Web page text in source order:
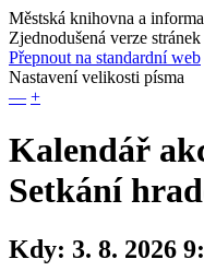
Městská knihovna a
Zjednodušená verze stránek
Přepnout na standardní web
Nastavení velikosti písma
— +
Kalendář
Setkání
Kdy: 3. 8. 2026